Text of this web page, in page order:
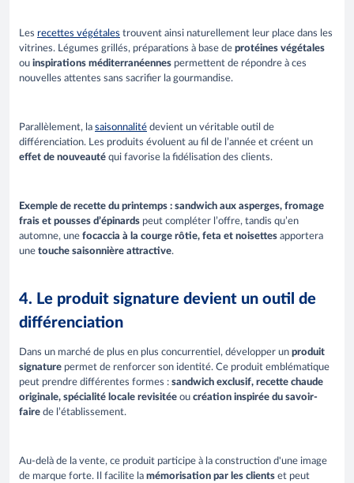
Les recettes végétales trouvent ainsi naturellement leur place dans les
vitrines. Légumes grillés, préparations à base de protéines végétales
ou inspirations méditerranéennes permettent de répondre à ces
nouvelles attentes sans sacrifier la gourmandise.
Parallèlement, la saisonnalité devient un véritable outil de
différenciation. Les produits évoluent au fil de l’année et créent un
effet de nouveauté qui favorise la fidélisation des clients.
Exemple de recette du printemps : sandwich aux asperges, fromage
frais et pousses d’épinards peut compléter l’offre, tandis qu’en
automne, une focaccia à la courge rôtie, feta et noisettes apportera
une touche saisonnière attractive.
4. Le produit signature devient un outil de
différenciation
Dans un marché de plus en plus concurrentiel, développer un produit
signature permet de renforcer son identité. Ce produit emblématique
peut prendre différentes formes : sandwich exclusif, recette chaude
originale, spécialité locale revisitée ou création inspirée du savoir-
faire de l’établissement.
Au-delà de la vente, ce produit participe à la construction d'une image
de marque forte. Il facilite la mémorisation par les clients et peut